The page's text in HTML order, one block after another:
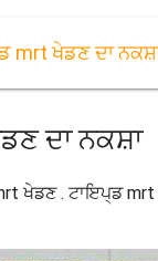
mrt ਖੇਡਣ ਦਾ
ਦਾ ਨਕਸ਼ਾ
ਖੇਡਣ . ਟਾਇਪ੍ਡ